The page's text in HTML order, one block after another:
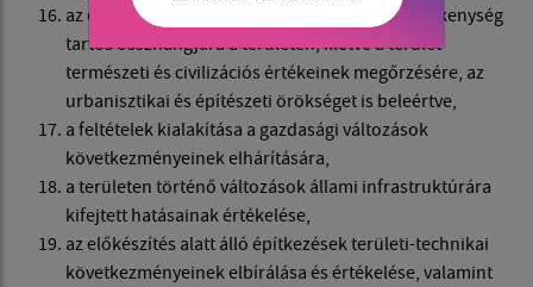
az előfeltételek megteremtése valamennyi tevékenység
tartós összhangjára a területen, illetve a terület
természeti és civilizációs értékeinek megőrzésére, az
urbanisztikai és építészeti örökséget is beleértve,
a feltételek kialakítása a gazdasági változások
következményeinek elhárítására,
a területen történő változások állami infrastruktúrára
kifejtett hatásainak értékelése,
az előkészítés alatt álló építkezések területi-technikai
következményeinek elbírálása és értékelése, valamint